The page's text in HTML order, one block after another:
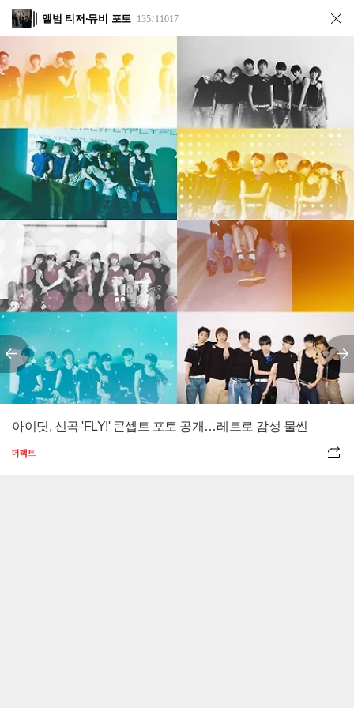
앨범 티저·뮤비 포토 135/11017
아이딧, 신곡 'FLY!' 콘셉트 포토 공개…레트로 감성 물씬